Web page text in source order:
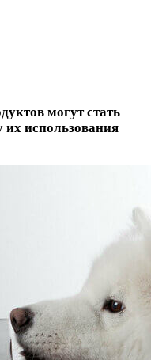
могут стать
использования